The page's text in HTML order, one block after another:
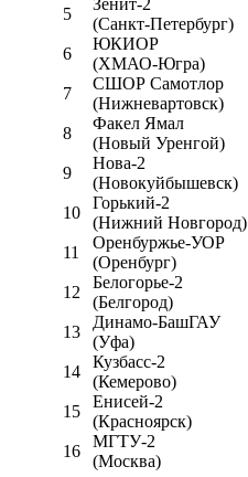
5
Зенит-2
(Санкт-Петербург)
6
ЮКИОР
(ХМАО-Югра)
7
СШОР Самотлор
(Нижневартовск)
8
Факел Ямал
(Новый Уренгой)
9
Нова-2
(Новокуйбышевск)
10
Горький-2
(Нижний Новгород)
11
Оренбуржье-УОР
(Оренбург)
12
Белогорье-2
(Белгород)
13
Динамо-БашГАУ
(Уфа)
14
Кузбасс-2
(Кемерово)
15
Енисей-2
(Красноярск)
16
МГТУ-2
(Москва)